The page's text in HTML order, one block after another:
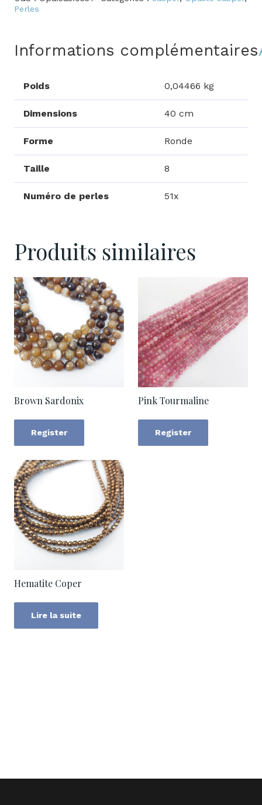
Opalite
Perles
Informations complémentaires
Poids 0,04466 kg
Dimensions 40 cm
Forme Ronde
Taille 8
Numéro de perles 51x
Produits similaires
Brown Sardonix
Register
Pink Tourmaline
Register
Hematite Coper
Lire la suite